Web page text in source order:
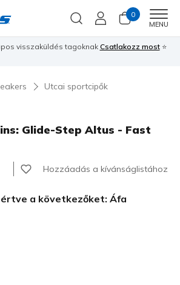
0
MENU
visszaküldés tagoknak Csatlakozz most⭐
Utcai sportcipők
Glide-Step Altus - Fast
Hozzáadás a kívánságlistához
a következőket: Áfa